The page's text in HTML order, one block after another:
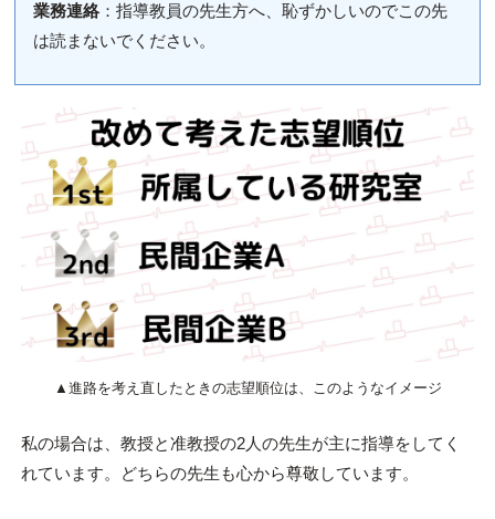
業務連絡：指導教員の先生方へ、恥ずかしいのでこの先
は読まないでください。
▲進路を考え直したときの志望順位は、このようなイメージ
私の場合は、教授と准教授の2人の先生が主に指導をしてく
れています。どちらの先生も心から尊敬しています。